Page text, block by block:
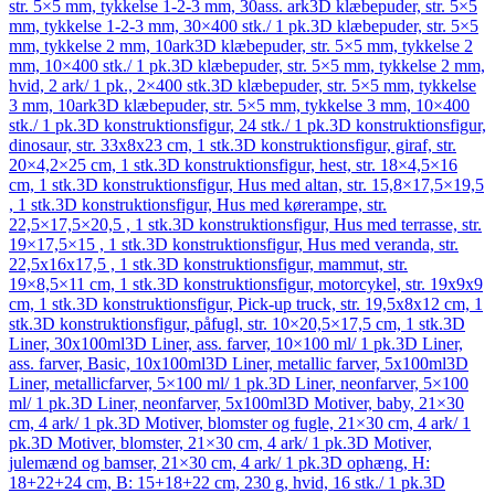
str. 5×5 mm, tykkelse 1-2-3 mm, 30ass. ark3D klæbepuder, str. 5×5
mm, tykkelse 1-2-3 mm, 30×400 stk./ 1 pk.3D klæbepuder, str. 5×5
mm, tykkelse 2 mm, 10ark3D klæbepuder, str. 5×5 mm, tykkelse 2
mm, 10×400 stk./ 1 pk.3D klæbepuder, str. 5×5 mm, tykkelse 2 mm,
hvid, 2 ark/ 1 pk., 2×400 stk.3D klæbepuder, str. 5×5 mm, tykkelse
3 mm, 10ark3D klæbepuder, str. 5×5 mm, tykkelse 3 mm, 10×400
stk./ 1 pk.3D konstruktionsfigur, 24 stk./ 1 pk.3D konstruktionsfigur,
dinosaur, str. 33x8x23 cm, 1 stk.3D konstruktionsfigur, giraf, str.
20×4,2×25 cm, 1 stk.3D konstruktionsfigur, hest, str. 18×4,5×16
cm, 1 stk.3D konstruktionsfigur, Hus med altan, str. 15,8×17,5×19,5
, 1 stk.3D konstruktionsfigur, Hus med kørerampe, str.
22,5×17,5×20,5 , 1 stk.3D konstruktionsfigur, Hus med terrasse, str.
19×17,5×15 , 1 stk.3D konstruktionsfigur, Hus med veranda, str.
22,5x16x17,5 , 1 stk.3D konstruktionsfigur, mammut, str.
19×8,5×11 cm, 1 stk.3D konstruktionsfigur, motorcykel, str. 19x9x9
cm, 1 stk.3D konstruktionsfigur, Pick-up truck, str. 19,5x8x12 cm, 1
stk.3D konstruktionsfigur, påfugl, str. 10×20,5×17,5 cm, 1 stk.3D
Liner, 30x100ml3D Liner, ass. farver, 10×100 ml/ 1 pk.3D Liner,
ass. farver, Basic, 10x100ml3D Liner, metallic farver, 5x100ml3D
Liner, metallicfarver, 5×100 ml/ 1 pk.3D Liner, neonfarver, 5×100
ml/ 1 pk.3D Liner, neonfarver, 5x100ml3D Motiver, baby, 21×30
cm, 4 ark/ 1 pk.3D Motiver, blomster og fugle, 21×30 cm, 4 ark/ 1
pk.3D Motiver, blomster, 21×30 cm, 4 ark/ 1 pk.3D Motiver,
julemænd og bamser, 21×30 cm, 4 ark/ 1 pk.3D ophæng, H:
18+22+24 cm, B: 15+18+22 cm, 230 g, hvid, 16 stk./ 1 pk.3D